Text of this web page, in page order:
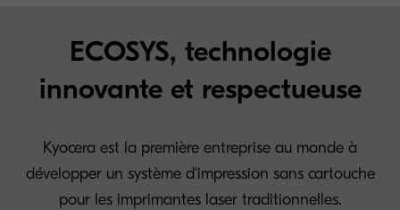
ECOSYS, technologie
innovante et respectueuse
Kyocera est la première entreprise au monde à
développer un système d‘impression sans cartouche
pour les imprimantes laser traditionnelles.